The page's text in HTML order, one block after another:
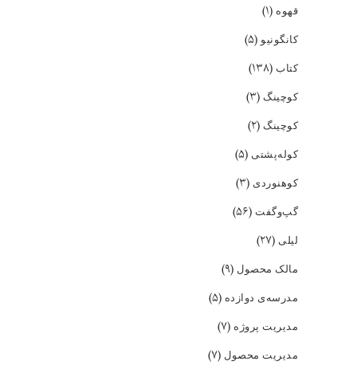
قهوه (۱)
کانگونیو(۵)
کتاب (۱۳۸)
کوچینگ (۳)
کوچینگ (۲)
کوله‌پشتی (۵)
کوهنوردی (۳)
گپ‌و‌گفت (۵۶)
لیلی (۲۷)
مالک محصول (۹)
مدرسه‌ی دوازده (۵)
مدیریت پروژه (۷)
مدیریت محصول (۷)